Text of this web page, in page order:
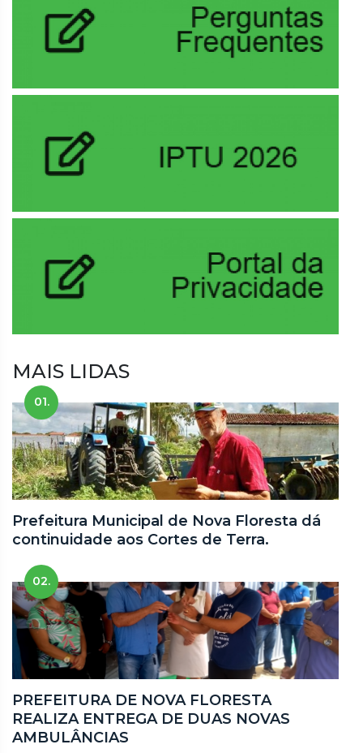
MAIS LIDAS
01.
Prefeitura Municipal de Nova Floresta dá
continuidade aos Cortes de Terra.
02.
PREFEITURA DE NOVA FLORESTA
REALIZA ENTREGA DE DUAS NOVAS
AMBULÂNCIAS